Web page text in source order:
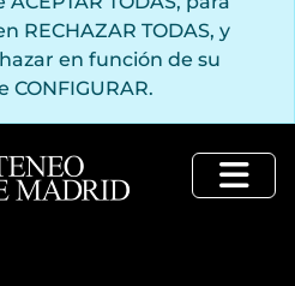
RECHAZAR TODAS, y
en función de su